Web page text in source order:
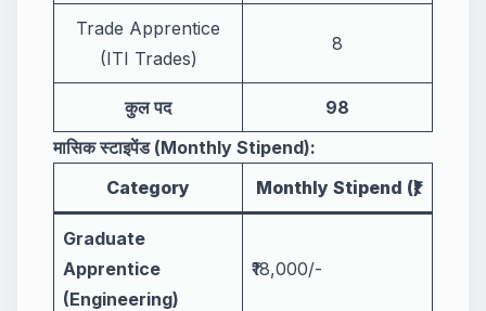
Trade Apprentice
(ITI Trades)
8
कुल पद
98
मासिक स्टाइपेंड (Monthly Stipend):
Category
Monthly Stipend (₹)
Graduate
Apprentice
(Engineering)
₹18,000/-